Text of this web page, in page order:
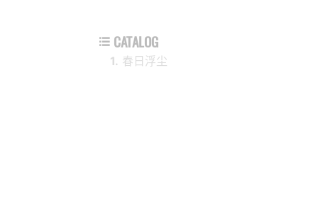
 CATALOG
1. 春日浮尘